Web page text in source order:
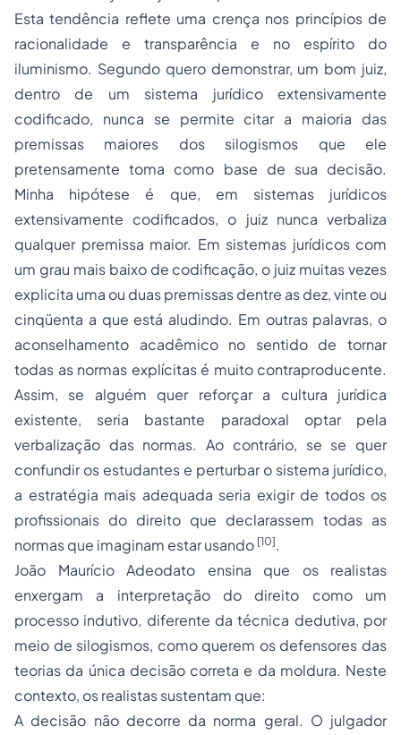
Esta tendência reflete uma crença nos princípios de
racionalidade e transparência e no espírito do
iluminismo. Segundo quero demonstrar, um bom juiz,
dentro de um sistema jurídico extensivamente
codificado, nunca se permite citar a maioria das
premissas maiores dos silogismos que ele
pretensamente toma como base de sua decisão.
Minha hipótese é que, em sistemas jurídicos
extensivamente codificados, o juiz nunca verbaliza
qualquer premissa maior. Em sistemas jurídicos com
um grau mais baixo de codificação, o juiz muitas vezes
explicita uma ou duas premissas dentre as dez, vinte ou
cinqüenta a que está aludindo. Em outras palavras, o
aconselhamento acadêmico no sentido de tornar
todas as normas explícitas é muito contraproducente.
Assim, se alguém quer reforçar a cultura jurídica
existente, seria bastante paradoxal optar pela
verbalização das normas. Ao contrário, se se quer
confundir os estudantes e perturbar o sistema jurídico,
a estratégia mais adequada seria exigir de todos os
profissionais do direito que declarassem todas as
normas que imaginam estar usando [10].
João Maurício Adeodato ensina que os realistas
enxergam a interpretação do direito como um
processo indutivo, diferente da técnica dedutiva, por
meio de silogismos, como querem os defensores das
teorias da única decisão correta e da moldura. Neste
contexto, os realistas sustentam que:
A decisão não decorre da norma geral. O julgador